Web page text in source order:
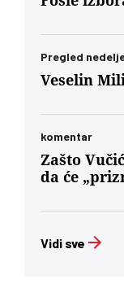
Pregled
Veselin
komentar
Zašto
da će
Vidi sve